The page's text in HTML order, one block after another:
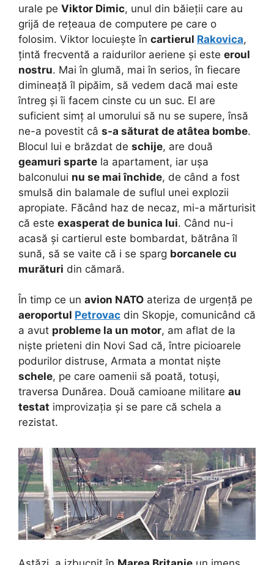
urale pe Viktor Dimic, unul din băieții care au
grijă de rețeaua de computere pe care o
folosim. Viktor locuiește în cartierul Rakovica,
țintă frecventă a raidurilor aeriene și este eroul
nostru. Mai în glumă, mai în serios, în fiecare
dimineață îl pipăim, să vedem dacă mai este
întreg și îi facem cinste cu un suc. El are
suficient simț al umorului să nu se supere, însă
ne-a povestit câ s-a săturat de atâtea bombe.
Blocul lui e brăzdat de schije, are două
geamuri sparte la apartament, iar ușa
balconului nu se mai închide, de când a fost
smulsă din balamale de suflul unei explozii
apropiate. Făcând haz de necaz, mi-a mărturisit
că este exasperat de bunica lui. Când nu-i
acasă și cartierul este bombardat, bătrâna îl
sună, să se vaite că i se sparg borcanele cu
murături din cămară.
În timp ce un avion NATO ateriza de urgență pe
aeroportul Petrovac din Skopje, comunicând că
a avut probleme la un motor, am aflat de la
niște prieteni din Novi Sad că, între picioarele
podurilor distruse, Armata a montat niște
schele, pe care oamenii să poată, totuși,
traversa Dunărea. Două camioane militare au
testat improvizația și se pare că schela a
rezistat.